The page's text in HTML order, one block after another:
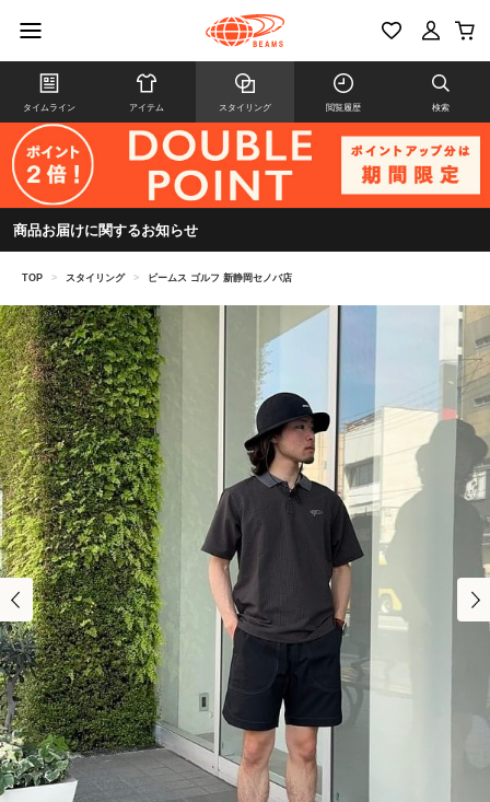
タイムライン アイテム スタイリング 閲覧履歴 検索
商品お届けに関するお知らせ
TOP > スタイリング > ビームス ゴルフ 新静岡セノバ店